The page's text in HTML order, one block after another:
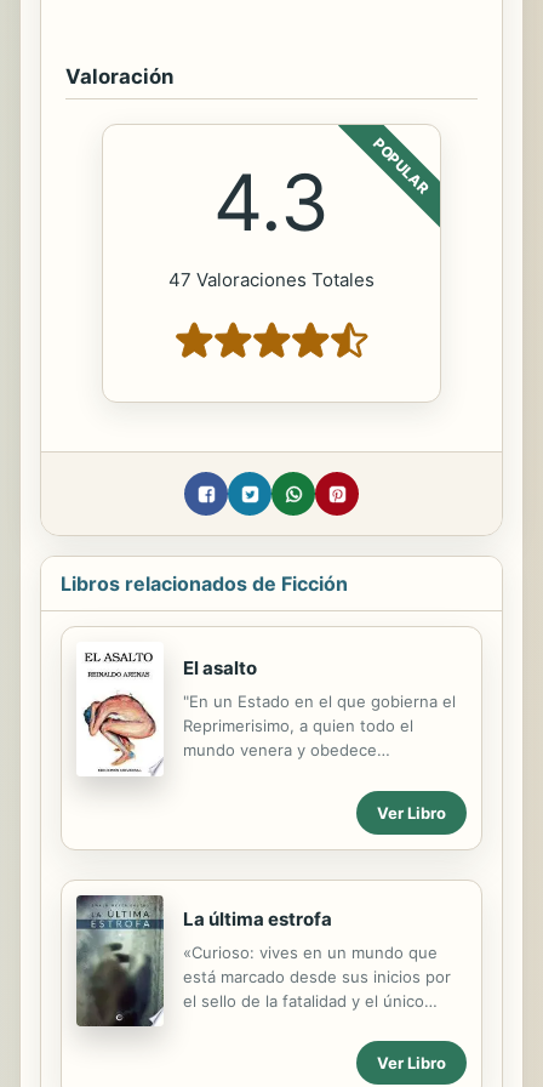
Valoración
POPULAR
4.3
47 Valoraciones Totales
Libros relacionados de Ficción
El asalto
"En un Estado en el que gobierna el
Reprimerisimo, a quien todo el
mundo venera y obedece
narrador, un misantropo obsesionado
por encontrar a su madre a fin de
aniquilarla con sus propias manos, se
pretexto de reprimir cualquier
movimiento insurgente- llevar a cabo
su venganza personal. Suerte de
arida fabula sobre el destino del
genero humano cuando el estado se
impone por encima de sus suenos o
proyectos. Es tal vez la novela mas
Ver Libro
La última estrofa
«Curioso: vives en un mundo que
está marcado desde sus inicios por
el sello de la fatalidad y el único
helada, el onanismo y la lectura.
Debería decir algo nuevo y, sin
Ver Libro